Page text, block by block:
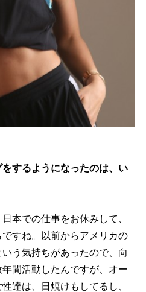
するようになったのは、い
本での仕事をお休みして、
すね。以前からアメリカの
う気持ちがあったので、向
間活動したんですが、オー
達は、日焼けもしてるし、